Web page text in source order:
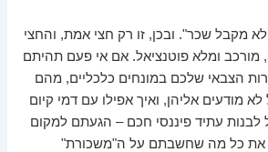
מקבל שכר". ובכן, זו רק חצי אמת, והחצי
מורכב ומלא פוטנציאל. אם אי פעם תהיתם
הצבאי שלכם במונחים כלכליים, מהם
מודעים אליהן, ואיך אפילו עם דמי קיום
לבנות עתיד פיננסי חכם – הגעתם למקום
את כל מה שחשבתם על ה"משכורת"